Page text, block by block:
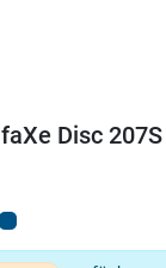
faXe Disc